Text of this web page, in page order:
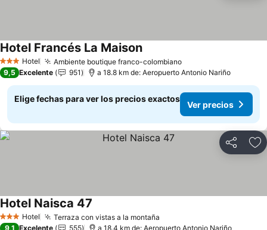
3 Estrellas
Hotel Ambiente boutique franco-colombianoVer precios
Hotel Francés La MaisonVer precios
9,5 Excelente 951 a 18.8 km de: Aeropuerto Antonio Nariño
Elige fechas para ver los precios exactos
Ver precios
Compartir
3 Estrellas
Hotel Terraza con vistas a la montaña
Hotel Naisca 47
9,1 Excelente 555 a 18.4 km de: Aeropuerto Antonio Nariño